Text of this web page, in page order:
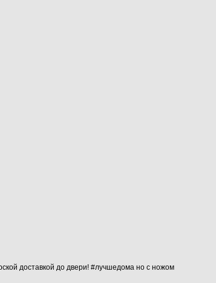
доставкой до двери! #лучшедома но с ножом